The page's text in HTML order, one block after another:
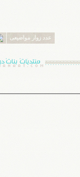
عدد زوار مواضيعى